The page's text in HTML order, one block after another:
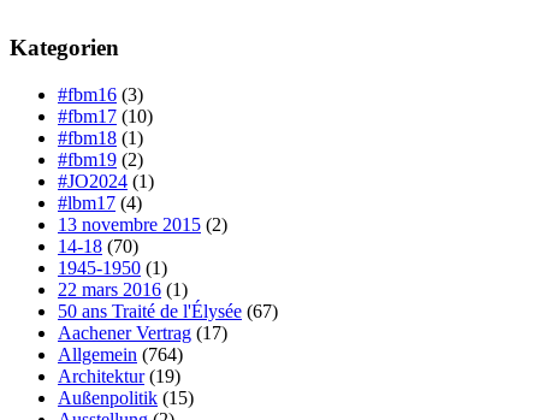
Kategorien
#fbm16 (3)
#fbm17 (10)
#fbm18 (1)
#fbm19 (2)
#JO2024 (1)
#lbm17 (4)
13 novembre 2015 (2)
14-18 (70)
1945-1950 (1)
22 mars 2016 (1)
50 ans Traité de l'Élysée (67)
Aachener Vertrag (17)
Allgemein (764)
Architektur(19)
Außenpolitik (15)